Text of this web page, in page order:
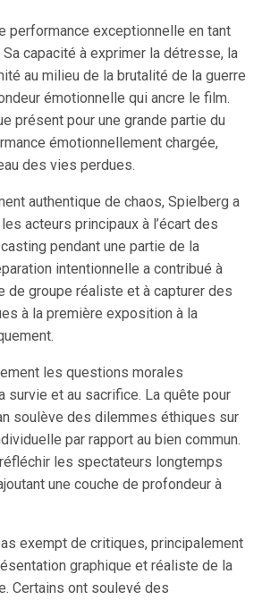
performance exceptionnelle en tant
capacité à exprimer la détresse, la
au milieu de la brutalité de la guerre
émotionnelle qui ancre le film.
présent pour une grande partie du
émotionnellement chargée,
des vies perdues.
authentique de chaos, Spielberg a
acteurs principaux à l’écart des
pendant une partie de la
intentionnelle a contribué à
de groupe réaliste et à capturer des
à la première exposition à la
les questions morales
survie et au sacrifice. La quête pour
soulève des dilemmes éthiques sur
par rapport au bien commun.
les spectateurs longtemps
une couche de profondeur à
exempt de critiques, principalement
graphique et réaliste de la
Certains ont soulevé des